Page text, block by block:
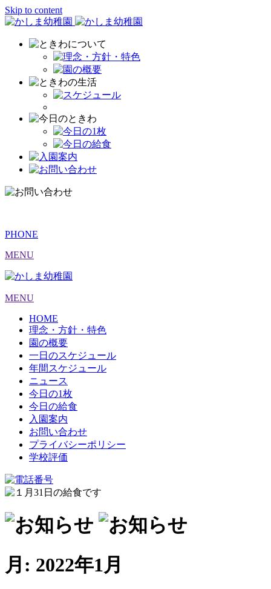
Skip to content
PHONE
MENU
MENU
HOME
理念・方針・特色
園の概要
一日のスケジュール
年間スケジュール
ニュース
今日の1枚
今日の給食
入園案内
お問い合わせ
プライバシーポリシー
学校評価
月: 2022年1月